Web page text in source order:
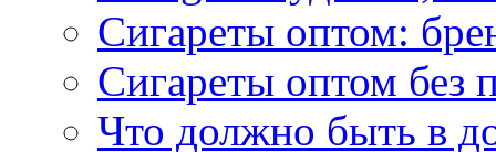
Сигареты оптом:
Сигареты оптом без
Что должно быть в